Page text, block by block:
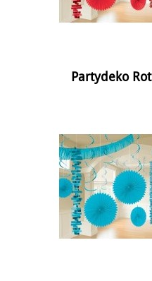
Partydeko Rot